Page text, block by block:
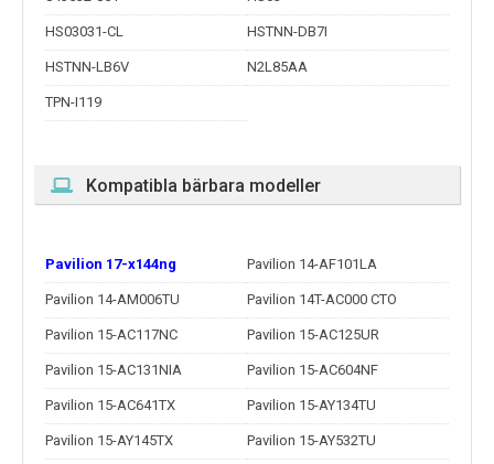
HS03031-CL HSTNN-DB7I
HSTNN-LB6V N2L85AA
TPN-I119
Kompatibla bärbara modeller
Pavilion 17-x144ng Pavilion 14-AF101LA
Pavilion 14-AM006TU Pavilion 14T-AC000 CTO
Pavilion 15-AC117NC Pavilion 15-AC125UR
Pavilion 15-AC131NIA Pavilion 15-AC604NF
Pavilion 15-AC641TX Pavilion 15-AY134TU
Pavilion 15-AY145TX Pavilion 15-AY532TU